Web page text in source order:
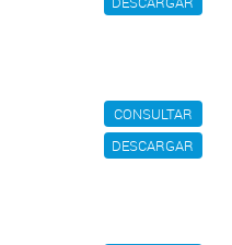
CONSULTAR
DESCARGAR